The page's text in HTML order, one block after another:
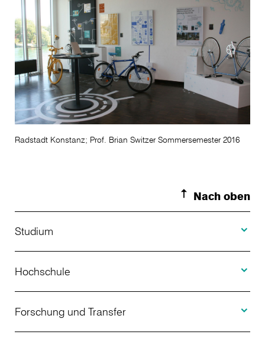
Radstadt Konstanz; Prof. Brian Switzer Sommersemester 2016
Nach oben
Studium
Studienangebot
Bewerbung
Hochschule
Über uns
Forschung und Transfer